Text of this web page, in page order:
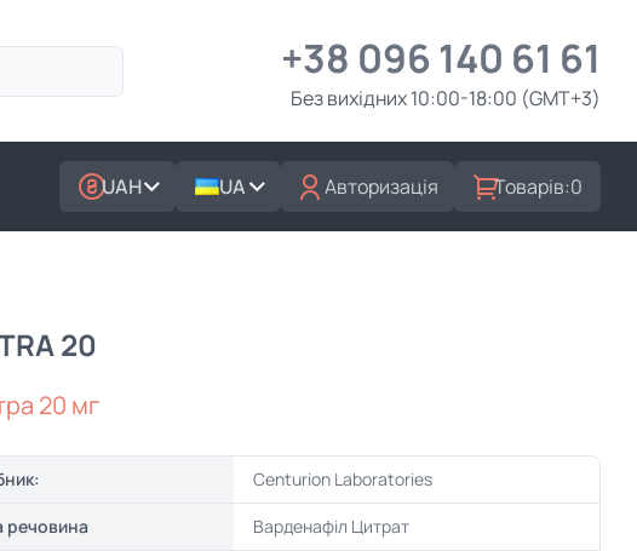
+38 096 140 61 61
Без вихідних 10:00-18:00 (GMT+3)
UAH UA Авторизація Товарів:0
20
20 мг
Centurion Laboratories
речовина Варденафіл Цитрат